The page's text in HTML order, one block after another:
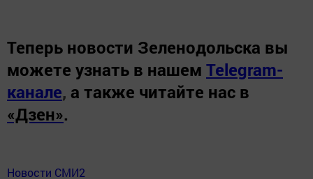
Теперь новости Зеленодольска вы
можете узнать в нашем Telegram-
канале, а также читайте нас в
«Дзен».
Новости СМИ2